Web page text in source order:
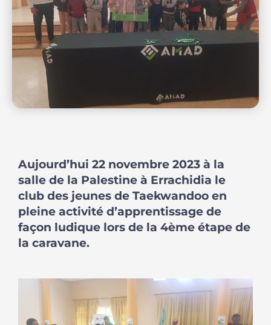
Aujourd’hui 22 novembre 2023 à la
salle de la Palestine à Errachidia le
club des jeunes de Taekwandoo en
pleine activité d’apprentissage de
façon ludique lors de la 4ème étape de
la caravane.